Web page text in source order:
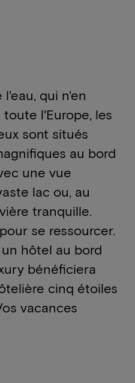
qui n'en
l'Europe, les
sont situés
au bord
une vue
lac ou, au
tranquille.
se ressourcer.
hôtel au bord
bénéficiera
cinq étoiles
vacances